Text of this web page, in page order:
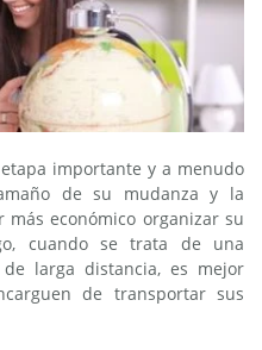
importante y a menudo
de su mudanza y la
económico organizar su
cuando se trata de una
larga distancia, es mejor
de transportar sus